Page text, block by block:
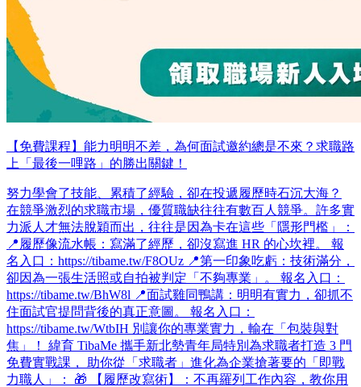
【免費課程】能力明明不差，為何面試邀約總是不來？求職路
上「最後一哩路」的勝出關鍵！
努力學會了技能、累積了經驗，卻在投遞履歷時石沉大海？
在競爭激烈的求職市場，優質職缺往往有數百人競爭。許多實
力派人才無法脫穎而出，往往是因為卡在這些「隱形門檻」：
📍履歷像流水帳：寫滿了經歷，卻沒寫進 HR 的心坎裡。 報
名入口：https://tibame.tw/F8OUz 📍第一印象吃虧：技術滿分，
卻因為一張生活照或自拍被判定「不夠專業」。 報名入口：
https://tibame.tw/BhW8l 📍面試雞同鴨講：明明有實力，卻抓不
住面試官提問背後的真正意圖。 報名入口：
https://tibame.tw/WtbIH 別讓你的專業實力，輸在「包裝與對
焦」！ 緯育 TibaMe 攜手新北勢青年局特別為求職者打造 3 門
免費實戰課， 助你從「求職者」進化為企業搶著要的「即戰
力職人」： 🎁 【履歷改寫術】：不再羅列工作內容，教你用